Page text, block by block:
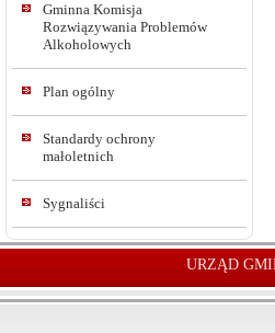
Gminna Komisja
Rozwiązywania Problemów
Alkoholowych
Plan ogólny
Standardy ochrony
małoletnich
Sygnaliści
URZĄD